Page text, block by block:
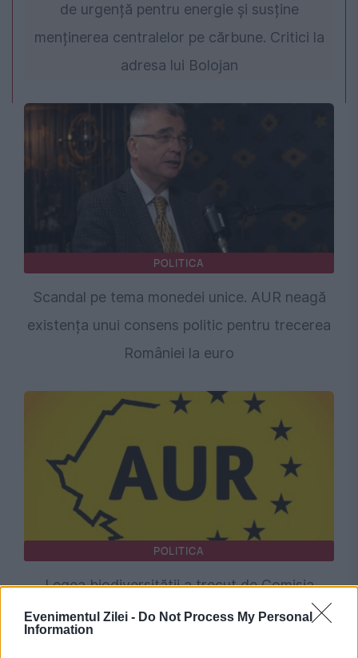
Evenimentul Zilei - Do Not Process My Personal
Information
de urgență pentru energie și susține
menținerea centralelor pe cărbune. Critici la
adresa lui Bolojan
POLITICA
Scandal pe tema monedei unice. AUR neagă
existența unui consens politic pentru trecerea
României la euro
POLITICA
Legea biodiversității a trecut de Comisia
Juridică și de Mediu. Tensiuni între AUR și